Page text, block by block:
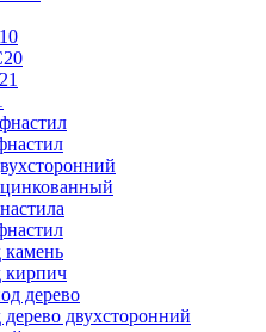
кирпич
дерево
двухсторонний